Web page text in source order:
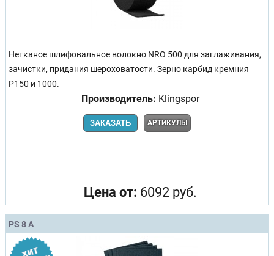
Нетканое шлифовальное волокно NRO 500 для заглаживания,
зачистки, придания шероховатости. Зерно карбид кремния
Р150 и 1000.
Производитель: Klingspor
ЗАКАЗАТЬ АРТИКУЛЫ
Цена от: 6092 руб.
PS 8 A